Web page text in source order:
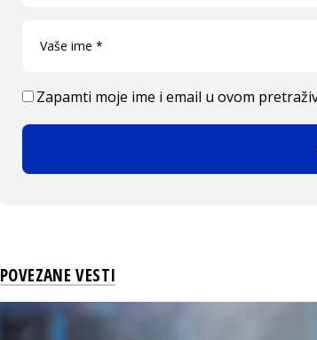
Zapamti moje ime i email u ovom
POVEZANE VESTI